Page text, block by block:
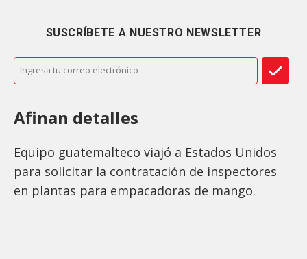
SUSCRÍBETE A NUESTRO NEWSLETTER
Afinan detalles
Equipo guatemalteco viajó a Estados Unidos
para solicitar la contratación de inspectores
en plantas para empacadoras de mango.